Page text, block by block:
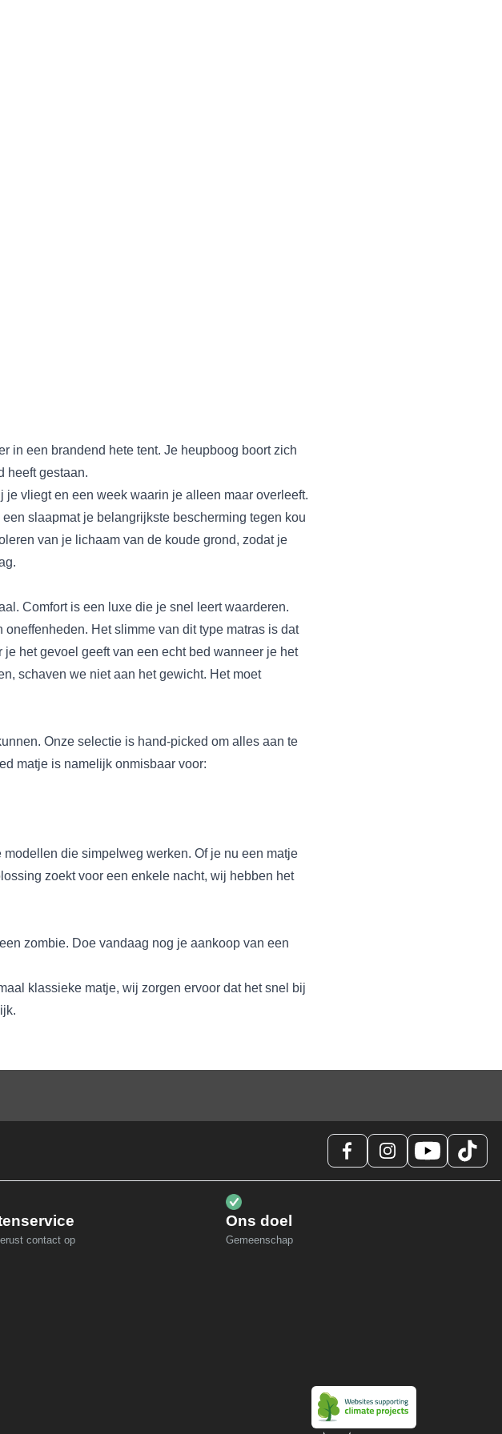
in een brandend hete tent. Je heupboog boort zich
heeft gestaan.
vliegt en een week waarin je alleen maar overleeft.
slaapmat je belangrijkste bescherming tegen kou
van je lichaam van de koude grond, zodat je
Comfort is een luxe die je snel leert waarderen.
Het slimme van dit type matras is dat
het gevoel geeft van een echt bed wanneer je het
schaven we niet aan het gewicht. Het moet
Onze selectie is hand-picked om alles aan te
matje is namelijk onmisbaar voor:
die simpelweg werken. Of je nu een matje
zoekt voor een enkele nacht, wij hebben het
zombie. Doe vandaag nog je aankoop van een
klassieke matje, wij zorgen ervoor dat het snel bij
contact op
Ons doel
Gemeenschap